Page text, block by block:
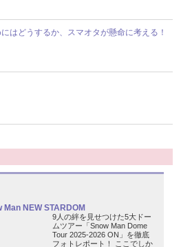
はどうするか、スマオタが懸命に考える！
Man NEW STARDOM
9人の絆を見せつけた5大ドー
ムツアー「Snow Man Dome
Tour 2025-2026 ON」を徹底
フォトレポート！ ここでしか